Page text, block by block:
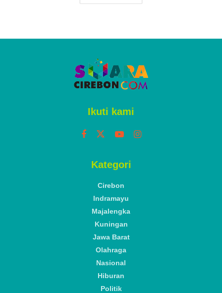
Ikuti kami
Kategori
Cirebon
Indramayu
Majalengka
Kuningan
Jawa Barat
Olahraga
Nasional
Hiburan
Politik